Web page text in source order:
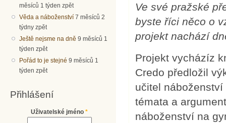
měsíců 1 týden zpět
Věda a náboženství 7 měsíců 2
týdny zpět
Ještě nejsme na dně 9 měsíců 1
týden zpět
Pořád to je stejné 9 měsíců 1
týden zpět
Přihlášení
Uživatelské jméno *
Ve své pražské
byste říci něco o
projekt nachází
Projekt vycházíz
Credo předložil
učitel
témata a
náboženství na